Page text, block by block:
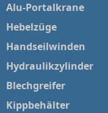
Alu-Portalkrane
Hebelzüge
Handseilwinden
Hydraulikzylinder
Blechgreifer
Kippbehälter